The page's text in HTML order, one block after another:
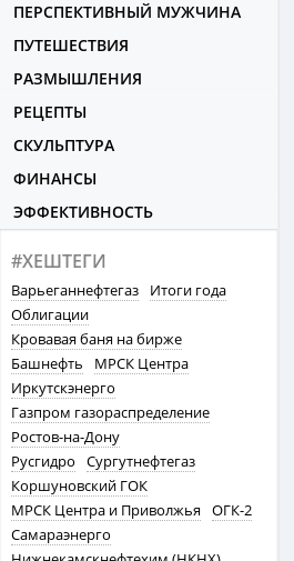
ПЕРСПЕКТИВНЫЙ МУЖЧИНА
ПУТЕШЕСТВИЯ
РАЗМЫШЛЕНИЯ
РЕЦЕПТЫ
СКУЛЬПТУРА
ФИНАНСЫ
ЭФФЕКТИВНОСТЬ
#ХЕШТЕГИ
Варьеганнефтегаз
Итоги года
Облигации
Кровавая баня на бирже
Башнефть
МРСК Центра
Иркутскэнерго
Газпром газораспределение
Ростов-на-Дону
Русгидро
Сургутнефтегаз
Коршуновский ГОК
МРСК Центра и Приволжья ОГК-2
Самараэнерго